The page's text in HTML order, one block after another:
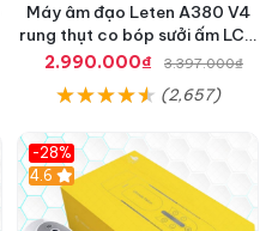
Máy âm đạo Leten A380 V4
rung thụt co bóp sưởi ấm LCD
đẹp
2.990.000₫ 3.397.000₫
(2,657)
-28%
Hot
4.6